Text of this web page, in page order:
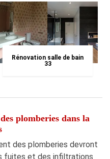
Rénovation salle de bain
33
plomberies dans la
des plomberies devront
fuites et des infiltrations